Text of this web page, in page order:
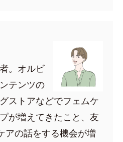
。オルビ
テンツの
ストアなどでフェムケ
が増えてきたこと、友
アの話をする機会が増